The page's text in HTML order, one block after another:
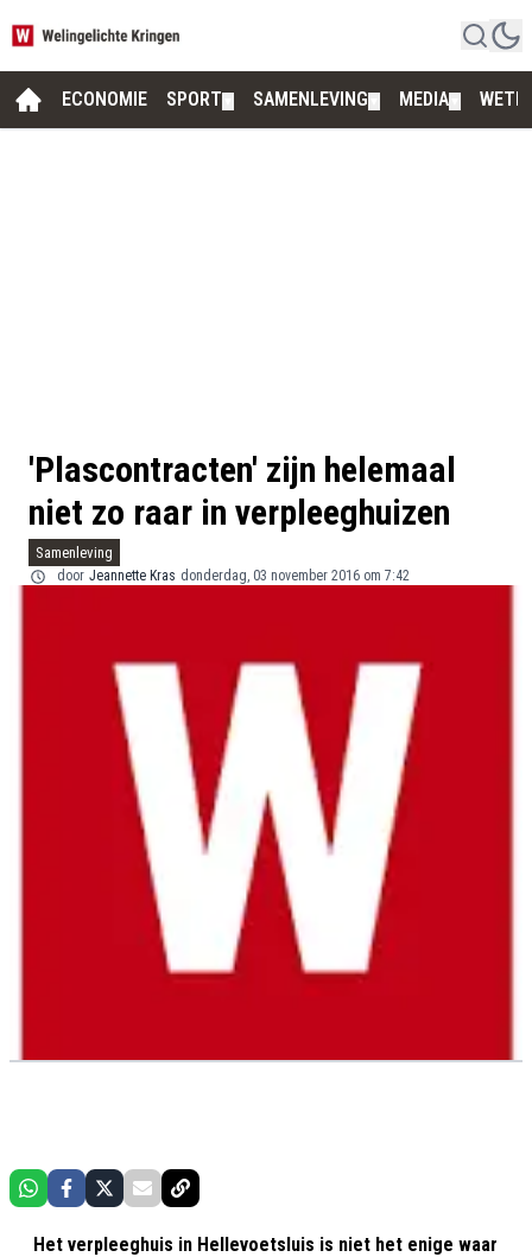
ECONOMIE SPORT SAMENLEVING MEDIA
'Plascontracten' zijn helemaal
niet zo raar in verpleeghuizen
Samenleving
door Jeannette Kras donderdag, 03 november 2016 om 7:42
Het verpleeghuis in Hellevoetsluis is niet het enige waar